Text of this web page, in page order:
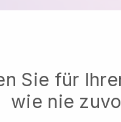
Sie für
wie nie